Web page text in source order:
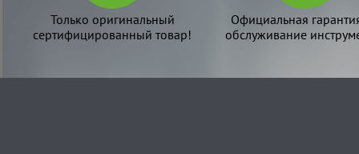
Только оригинальный
сертифицированный товар!
Официальная
обслуживание